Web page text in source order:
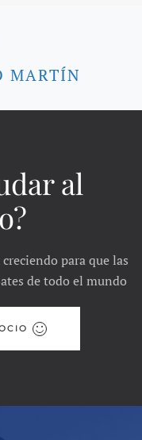
MARTÍN
al
para que las
de todo el mundo